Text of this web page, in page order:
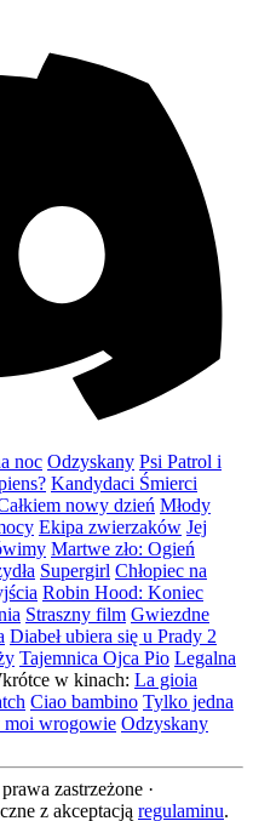
noc Odzyskany Psi Patrol i
Kandydaci Śmierci
nowy dzień Młody
Ekipa zwierzaków Jej
Martwe zło: Ogień
Supergirl Chłopiec na
Robin Hood: Koniec
Straszny film Gwiezdne
Diabeł ubiera się u Prady 2
Tajemnica Ojca Pio Legalna
w kinach: La gioia
Ciao bambino Tylko jedna
moi wrogowie Odzyskany
zastrzeżone ·
z akceptacją regulaminu.